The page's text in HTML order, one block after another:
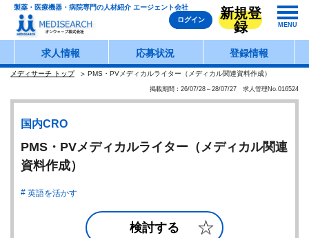
製薬・医療機器・病院専門の人材紹介 エージェント会社
ログイン
新規登
録
MENU
求人情報 応募状況 登録情報
メディサーチ トップ PMS・PVメディカルライター（メディカル関連資料作成）
掲載期間：26/07/28～28/07/27 求人管理No.016524
国内CRO
PMS・PVメディカルライター（メディカル関連
資料作成）
英語を活かす
検討する